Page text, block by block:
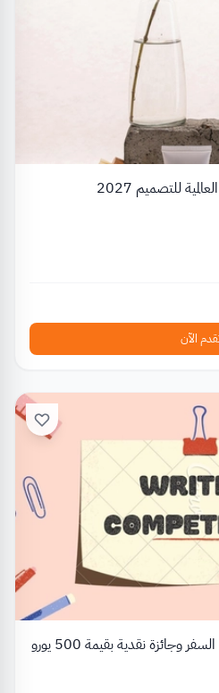
الآن
مسابقة كتابة مقالات وقصص السفر وجائزة نقدية بقيمة 500 يورو